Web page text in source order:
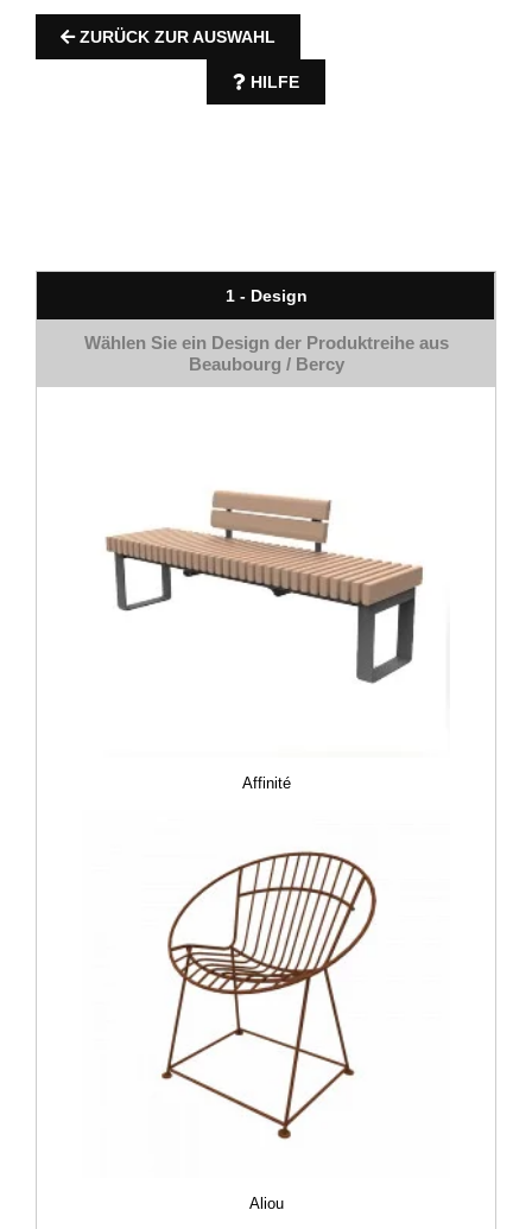
ZURÜCK ZUR AUSWAHL
HILFE
1 - Design
Wählen Sie ein Design der Produktreihe aus
Beaubourg / Bercy
Affinité
Aliou